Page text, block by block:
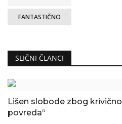
FANTASTIČNO
SLIČNI ČLANCI
Lišen slobode zbog
povreda“